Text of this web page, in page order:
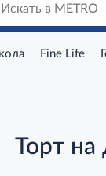
Fine Life
Торт на